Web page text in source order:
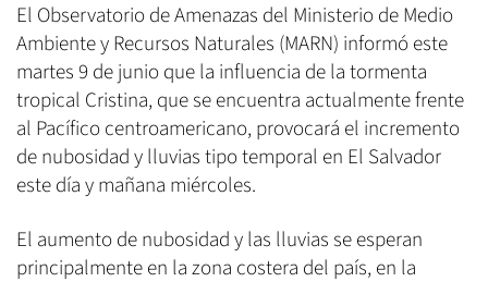
El Observatorio de Amenazas del Ministerio de Medio
Ambiente y Recursos Naturales (MARN) informó este
martes 9 de junio que la influencia de la tormenta
tropical Cristina, que se encuentra actualmente frente
al Pacífico centroamericano, provocará el incremento
de nubosidad y lluvias tipo temporal en El Salvador
este día y mañana miércoles.
El aumento de nubosidad y las lluvias se esperan
principalmente en la zona costera del país, en la